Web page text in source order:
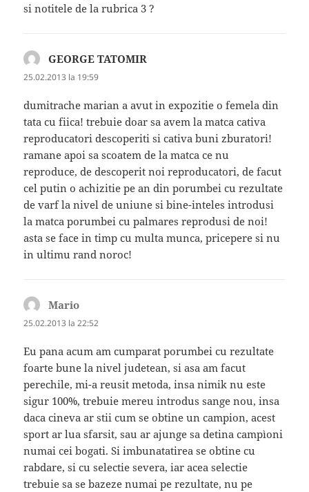
si notitele de la rubrica 3 ?
GEORGE TATOMIR
25.02.2013 la 19:59
dumitrache marian a avut in expozitie o femela din
tata cu fiica! trebuie doar sa avem la matca cativa
reproducatori descoperiti si cativa buni zburatori!
ramane apoi sa scoatem de la matca ce nu
reproduce, de descoperit noi reproducatori, de facut
cel putin o achizitie pe an din porumbei cu rezultate
de varf la nivel de uniune si bine-inteles introdusi
la matca porumbei cu palmares reprodusi de noi!
asta se face in timp cu multa munca, pricepere si nu
in ultimu rand noroc!
Mario
25.02.2013 la 22:52
Eu pana acum am cumparat porumbei cu rezultate
foarte bune la nivel judetean, si asa am facut
perechile, mi-a reusit metoda, insa nimik nu este
sigur 100%, trebuie mereu introdus sange nou, insa
daca cineva ar stii cum se obtine un campion, acest
sport ar lua sfarsit, sau ar ajunge sa detina campìoni
numai cei bogati. Si imbunatatirea se obtine cu
rabdare, si cu selectie severa, iar acea selectie
trebuie sa se bazeze numai pe rezultate, nu pe